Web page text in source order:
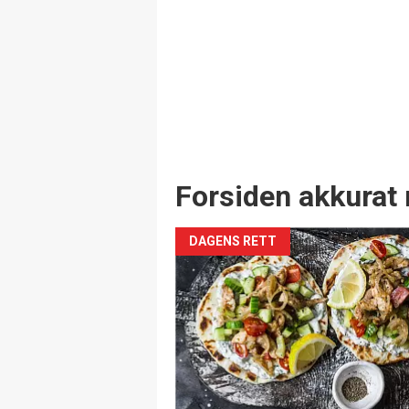
Forsiden akkurat
DAGENS RETT